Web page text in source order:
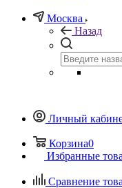
Москва
Назад
Личный
Корзина0
Избранные
Сравнение